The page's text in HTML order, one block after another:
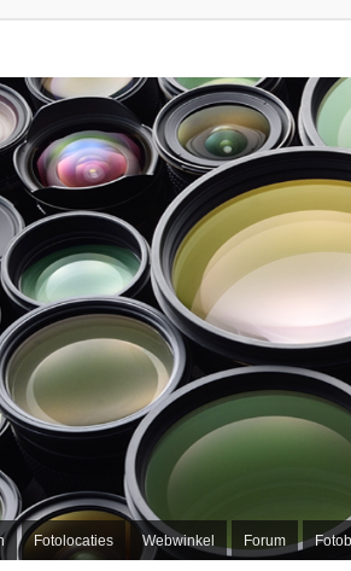
Fotolocaties Webwinkel Forum